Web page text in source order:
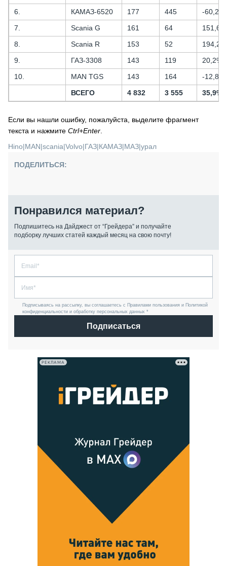
6. КАМАЗ-6520 177 445
-60,2%
7.
Scania G 161 64
151,6%
8.
Scania R 153 52
194,2%
9.
ГАЗ-3308 143 119
20,2%
10.
MAN TGS 143 164
-12,8%
ВСЕГО
4 832 3 555 35,9%
Если вы нашли ошибку, пожалуйста, выделите фрагмент
текста и нажмите Ctrl+Enter
Hino|MAN|scania|Volvo|ГАЗ|КАМАЗ|МАЗ|урал
ПОДЕЛИТЬСЯ:
Понравился материал?
Подпишитесь на Дайджест от “Грейдера” и получайте
подборку лучших статей каждый месяц на свою почту!
Подписываясь на рассылку, вы соглашаетесь с Правилами пользования и Политикой
конфиденциальности и обработку персональных данных *
Подписаться
РЕКЛАМА